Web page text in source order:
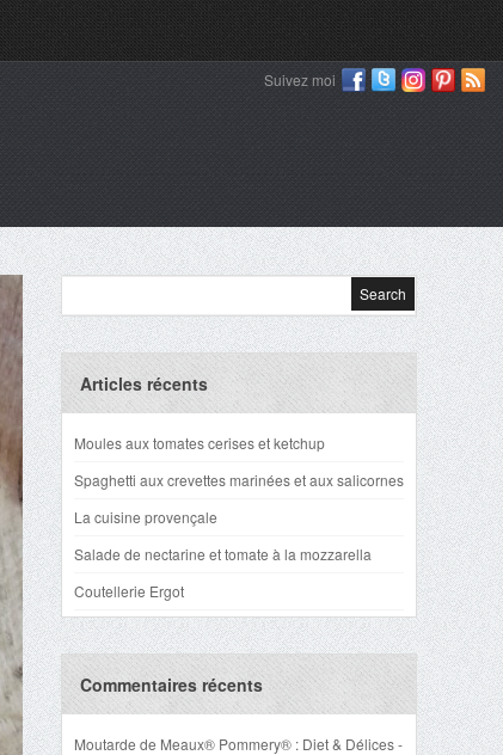
Suivez moi
Articles récents
Moules aux tomates cerises et ketchup
Spaghetti aux crevettes marinées et aux salicornes
La cuisine provençale
Salade de nectarine et tomate à la mozzarella
Coutellerie Ergot
Commentaires récents
Moutarde de Meaux® Pommery® : Diet & Délices -